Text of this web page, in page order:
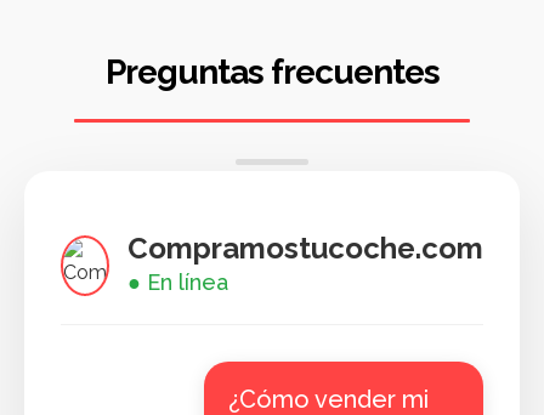
Preguntas frecuentes
Compramostucoche.com
● En línea
¿Cómo vender mi